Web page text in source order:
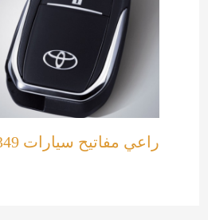
راعي مفاتيح سيارات 92295349